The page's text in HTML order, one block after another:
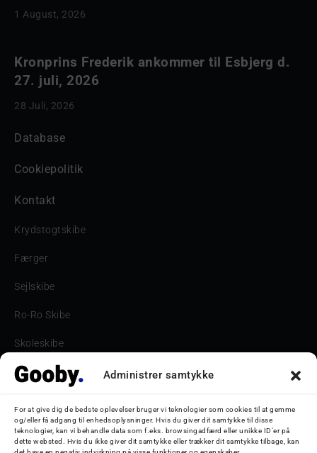
Administrer samtykke
For at give dig de bedste oplevelser bruger vi teknologier som cookies til at gemme
og/eller få adgang til enhedsoplysninger. Hvis du giver dit samtykke til disse
teknologier, kan vi behandle data som f.eks. browsingadfærd eller unikke ID'er på
dette websted. Hvis du ikke giver dit samtykke eller trækker dit samtykke tilbage, kan
1 August, 2026
Kronprins Frederik ankommer til Esbjerg d.
27. juli, 2026
28 Juli, 2026
Database
Cookiepolitik
Kontakt
Krydstogtskibe
Færger
Sejlskibe
Ro-Ro Skibe
Skoleskibe
Havne & Turbåde samt restaurantionsskibe
Bilskib